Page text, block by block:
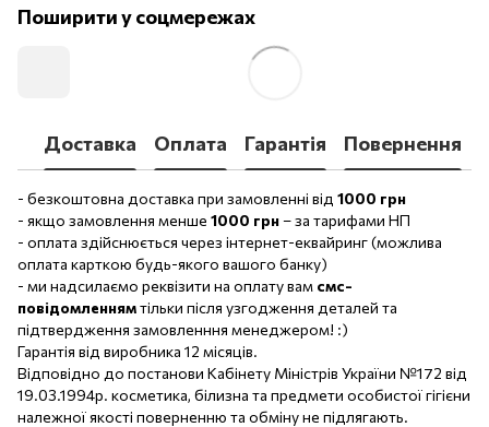
Поширити у соцмережах
Доставка Оплата Гарантія Повернення
- безкоштовна доставка при замовленні від 1000 грн
- якщо замовлення менше 1000 грн– за тарифами НП
- оплата здійснюється через інтернет-еквайринг (можлива
оплата карткою будь-якого вашого банку)
- ми надсилаємо реквізити на оплату вам смс-
повідомленнямтільки після узгодження деталей та
підтвердження замовленння менеджером! :)
Гарантія від виробника 12 місяців.
Відповідно до постанови Кабінету Міністрів України №172 від
19.03.1994р. косметика, білизна та предмети особистої гігієни
належної якості поверненню та обміну не підлягають.